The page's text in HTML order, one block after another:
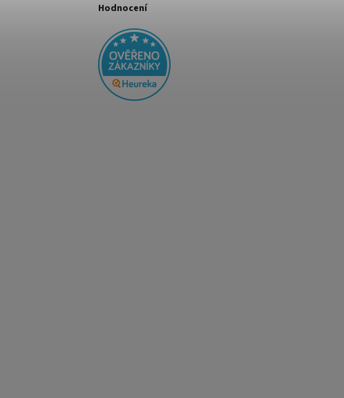
Hodnocení